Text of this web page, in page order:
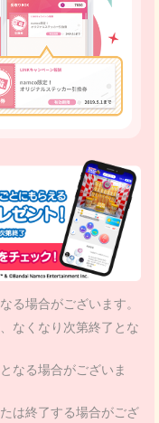
る場合がございます。
なくなり次第終了とな
なる場合がございま
は終了する場合がござ